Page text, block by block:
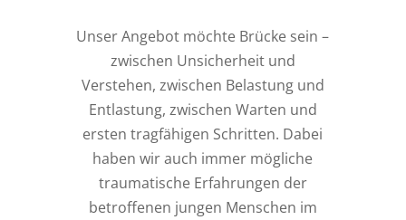
Unser Angebot möchte Brücke sein –
zwischen Unsicherheit und
Verstehen, zwischen Belastung und
Entlastung, zwischen Warten und
ersten tragfähigen Schritten. Dabei
haben wir auch immer mögliche
traumatische Erfahrungen der
betroffenen jungen Menschen im